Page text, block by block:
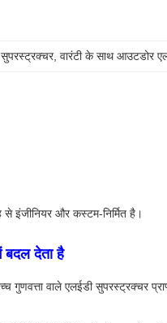
सुपरस्ट्रक्चर, वारंटी के साथ आउटडोर
इंजीनियर और कस्टम-निर्मित है।
देता है
गुणवत्ता वाले एलईडी सुपरस्ट्रक्चर